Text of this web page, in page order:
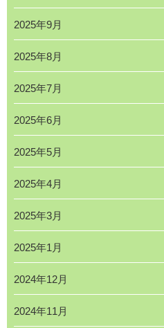
2025年9月
2025年8月
2025年7月
2025年6月
2025年5月
2025年4月
2025年3月
2025年1月
2024年12月
2024年11月